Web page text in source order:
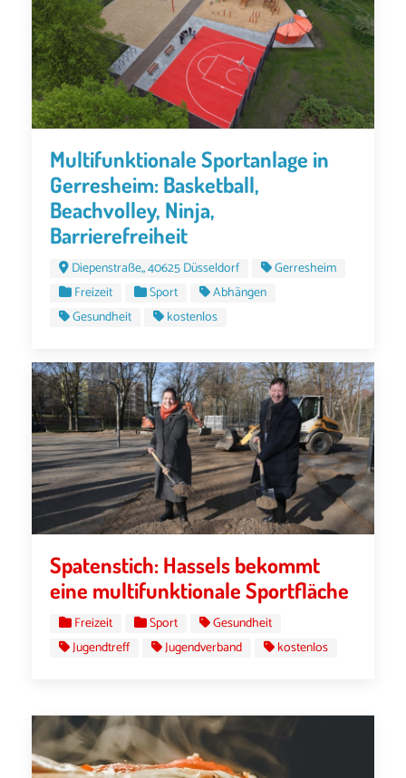
Multifunktionale Sportanlage in
Gerresheim: Basketball,
Beachvolley, Ninja,
Barrierefreiheit
Diepenstraße,, 40625 Düsseldorf
Gerresheim
Freizeit
Sport
Abhängen
Gesundheit
kostenlos
Spatenstich: Hassels bekommt
eine multifunktionale Sportfläche
Freizeit Sport
Gesundheit
Jugendtreff
Jugendverband kostenlos